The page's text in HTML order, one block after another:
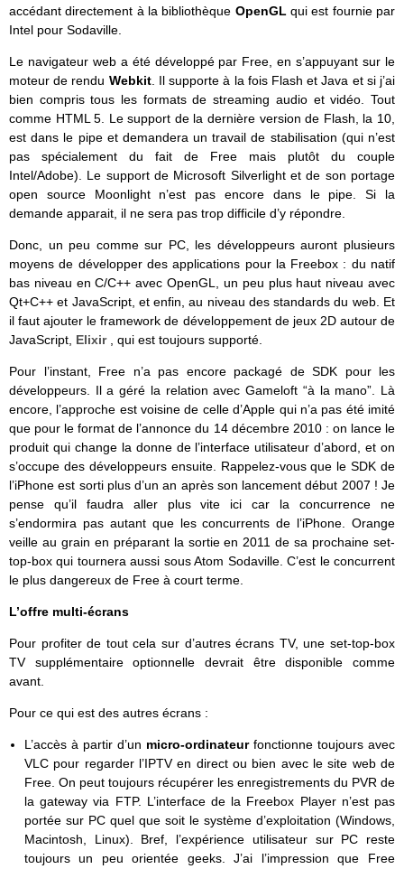
accédant directement à la bibliothèque OpenGLqui est fournie par
Intel pour Sodaville.
Le navigateur web a été développé par Free, en s’appuyant sur le
moteur de rendu Webkit. Il supporte à la fois Flash et Java et si j’ai
bien compris tous les formats de streaming audio et vidéo. Tout
comme HTML 5. Le support de la dernière version de Flash, la 10,
est dans le pipe et demandera un travail de stabilisation (qui n’est
pas spécialement du fait de Free mais plutôt du couple
Intel/Adobe). Le support de Microsoft Silverlight et de son portage
open source Moonlight n’est pas encore dans le pipe. Si la
demande apparait, il ne sera pas trop difficile d’y répondre.
Donc, un peu comme sur PC, les développeurs auront plusieurs
moyens de développer des applications pour la Freebox : du natif
bas niveau en C/C++ avec OpenGL, un peu plus haut niveau avec
Qt+C++ et JavaScript, et enfin, au niveau des standards du web. Et
il faut ajouter le framework de développement de jeux 2D autour de
JavaScript, Elixir , qui est toujours supporté.
Pour l’instant, Free n’a pas encore packagé de SDK pour les
développeurs. Il a géré la relation avec Gameloft “à la mano”. Là
encore, l’approche est voisine de celle d’Apple qui n’a pas été imité
que pour le format de l’annonce du 14 décembre 2010 : on lance le
produit qui change la donne de l’interface utilisateur d’abord, et on
s’occupe des développeurs ensuite. Rappelez-vous que le SDK de
l’iPhone est sorti plus d’un an après son lancement début 2007 ! Je
pense qu’il faudra aller plus vite ici car la concurrence ne
s’endormira pas autant que les concurrents de l’iPhone. Orange
veille au grain en préparant la sortie en 2011 de sa prochaine set-
top-box qui tournera aussi sous Atom Sodaville. C’est le concurrent
le plus dangereux de Free à court terme.
L’offre multi-écrans
Pour profiter de tout cela sur d’autres écrans TV, une set-top-box
TV supplémentaire optionnelle devrait être disponible comme
avant.
Pour ce qui est des autres écrans :
L’accès à partir d’un micro-ordinateurfonctionne toujours avec
VLC pour regarder l’IPTV en direct ou bien avec le site web de
Free. On peut toujours récupérer les enregistrements du PVR de
la gateway via FTP. L’interface de la Freebox Player n’est pas
portée sur PC quel que soit le système d’exploitation (Windows,
Macintosh, Linux). Bref, l’expérience utilisateur sur PC reste
toujours un peu orientée geeks. J’ai l’impression que Free